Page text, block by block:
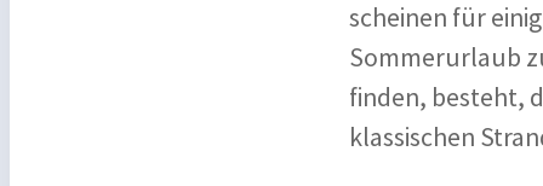
scheinen für
Sommerurlaub
finden, besteht,
klassischen